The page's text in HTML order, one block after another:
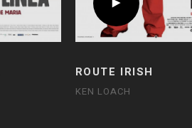
ROUTE IRISH
KEN LOACH